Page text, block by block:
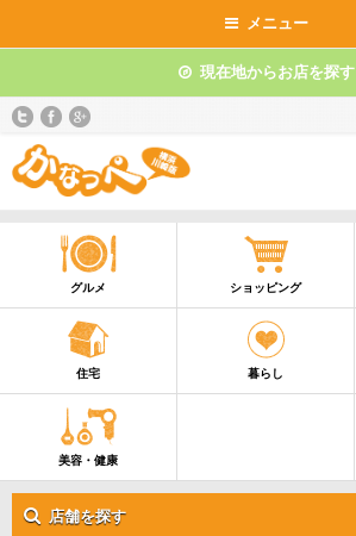
メニュー
現在地からお店を探す
グルメ ショッピング
住宅 暮らし
美容・健康
店舗を探す